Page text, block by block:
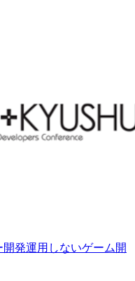
発運用しないゲーム開